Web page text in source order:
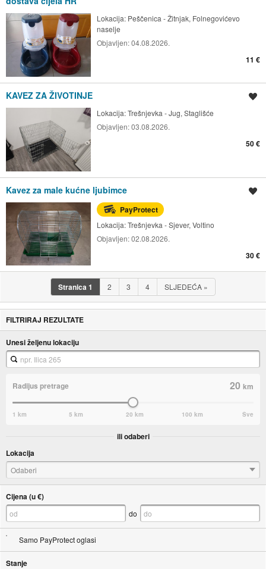
Lokacija: Peščenica - Žitnjak, Folnegovićevo
naselje
Objavljen:04.08.2026.
11 €
KAVEZ ZA ŽIVOTINJE
Lokacija:Trešnjevka - Jug, Staglišće
Objavljen:03.08.2026.
50 €
Kavez za male kućne ljubimce
PayProtect
Lokacija:Trešnjevka - Sjever, Voltino
Objavljen:02.08.2026.
30 €
Stranica1 2 3 4 SLJEDEĆA »
FILTRIRAJ REZULTATE
Unesi željenu lokaciju
Radijus pretrage 20km
1 km 5 km 20 km 100 km Sve
ili odaberi
Lokacija
Odaberi
Cijena (u €)
do
Samo PayProtect oglasi
Stanje